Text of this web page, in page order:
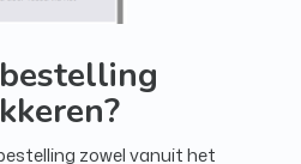
zowel vanuit het